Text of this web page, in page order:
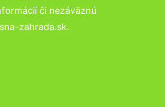
či nezáväznú
zahrada.sk.